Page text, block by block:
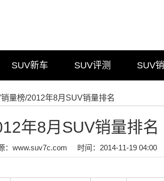
SUV新车 SUV评测 SUV
量榜/2012年8月SUV销量排名
年8月SUV销量排名
：www.suv7c.com 时间：2014-11-19 04:00